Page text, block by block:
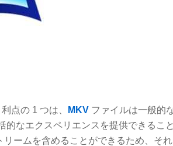
点の 1 つは、 MKV ファイルは一般的
なエクスペリエンスを提供できること
ームを含めることができるため、そ